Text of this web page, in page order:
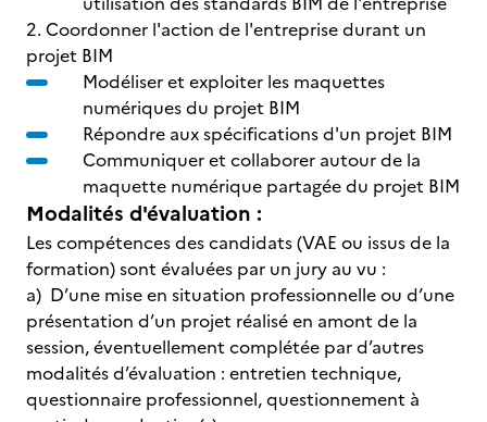
2. Coordonner l'action de l'entreprise durant un
projet BIM
Modéliser et exploiter les maquettes
numériques du projet BIM
Répondre aux spécifications d'un projet BIM
Communiquer et collaborer autour de la
maquette numérique partagée du projet BIM
Modalités d'évaluation :
Les compétences des candidats (VAE ou issus de la
formation) sont évaluées par un jury au vu :
a) D’une mise en situation professionnelle ou d’une
présentation d’un projet réalisé en amont de la
session, éventuellement complétée par d’autres
modalités d’évaluation : entretien technique,
questionnaire professionnel, questionnement à